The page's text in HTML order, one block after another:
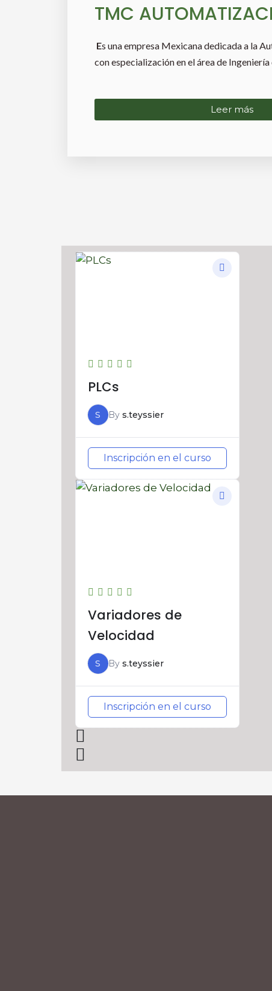
TMC
Es una empresa Mexicana dedicada a la
con especialización en el área de
Leer más
PLCs
S By s.teyssier
Inscripción en el curso
Variadores de
Velocidad
S By s.teyssier
Inscripción en el curso